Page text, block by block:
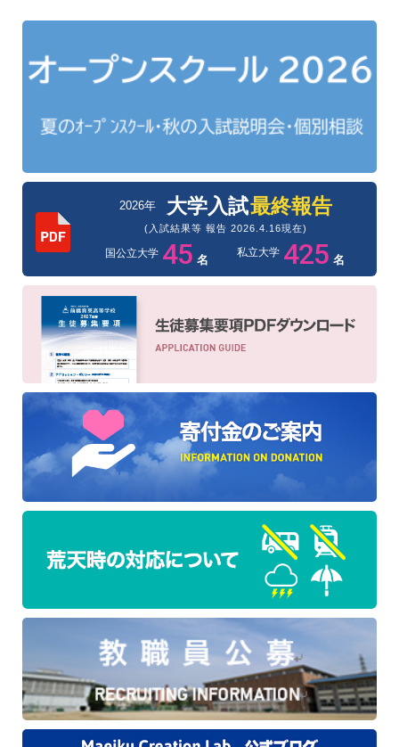
2026年 大学入試最終報告
(入試結果等 報告 2026.4.16現在)
国公立大学 45 名
私立大学 425 名